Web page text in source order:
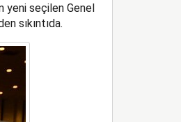
yeni seçilen Genel
sıkıntıda.